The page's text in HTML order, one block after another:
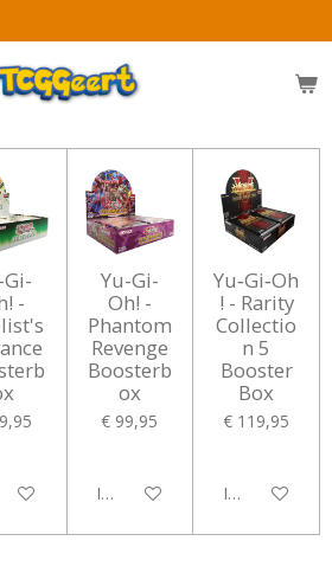
-
Yu-Gi-
Oh! -
Phantom
Revenge
Boosterb
ox
€ 99,95
In winkelwagen
Yu‑Gi‑Oh
! - Rarity
Collectio
n 5
Booster
Box
€ 119,95
In